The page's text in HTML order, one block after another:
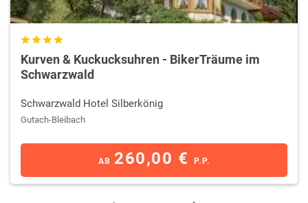
Kurven & Kuckucksuhren - BikerTräume im
Schwarzwald
Schwarzwald Hotel Silberkönig
Gutach-Bleibach
AB 260,00 € P.P.